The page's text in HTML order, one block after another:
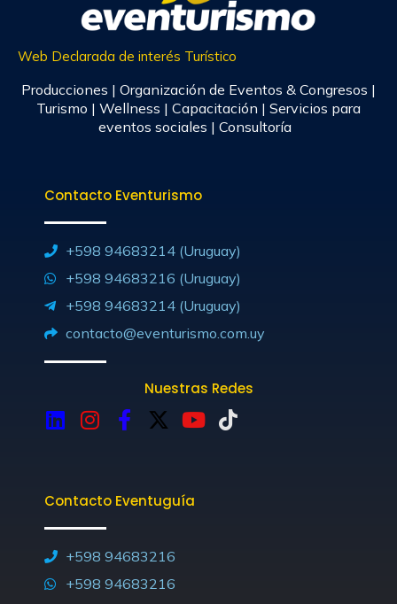
Web Declarada de interés Turístico
Producciones | Organización de Eventos & Congresos |
Turismo | Wellness | Capacitación | Servicios para
eventos sociales | Consultoría
Contacto Eventurismo
+598 94683214 (Uruguay)
+598 94683216 (Uruguay)
+598 94683214 (Uruguay)
contacto@eventurismo.com.uy
Nuestras Redes
L
e
d
i
n
I
a
g
r
a
m
F
b
o
k
-
X
i
t
e
r
Y
u
T
Contacto Eventuguía
+598 94683216
+598 94683216